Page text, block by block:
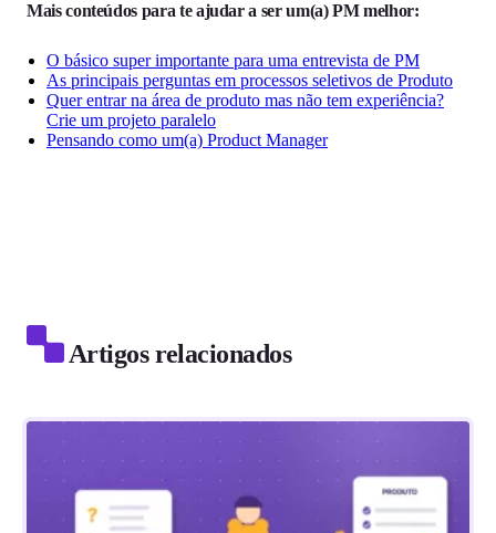
Mais conteúdos para te ajudar a ser um(a) PM melhor:
O básico super importante para uma entrevista de PM
As principais perguntas em processos seletivos de Produto
Quer entrar na área de produto mas não tem experiência?
Crie um projeto paralelo
Pensando como um(a) Product Manager
Artigos relacionados